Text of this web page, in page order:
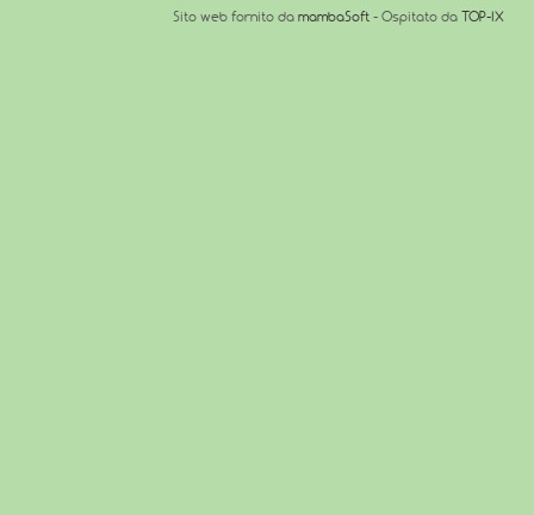
Sito web fornito da mambaSoft - Ospitato da TOP-IX